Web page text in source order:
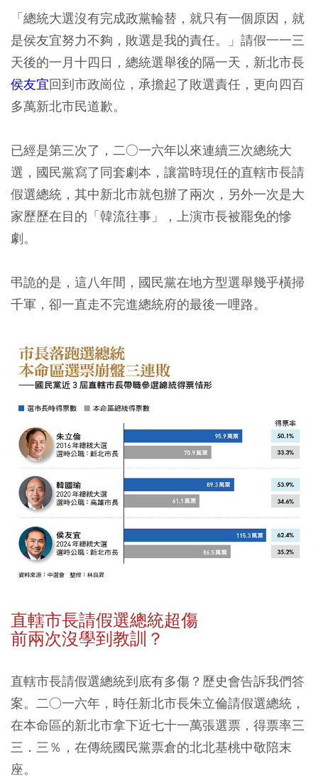
「總統大選沒有完成政黨輪替，就只有一個原因，就
是侯友宜努力不夠，敗選是我的責任。」請假一一三
天後的一月十四日，總統選舉後的隔一天，新北市長
侯友宜回到市政崗位，承擔起了敗選責任，更向四百
多萬新北市民道歉。
已經是第三次了，二○一六年以來連續三次總統大
選，國民黨寫了同套劇本，讓當時現任的直轄市長請
假選總統，其中新北市就包辦了兩次，另外一次是大
家歷歷在目的「韓流往事」，上演市長被罷免的慘
劇。
弔詭的是，這八年間，國民黨在地方型選舉幾乎橫掃
千軍，卻一直走不完進總統府的最後一哩路。
直轄市長請假選總統超傷
前兩次沒學到教訓？
直轄市長請假選總統到底有多傷？歷史會告訴我們答
案。二○一六年，時任新北市長朱立倫請假選總統，
在本命區的新北市拿下近七十一萬張選票，得票率三
三．三％，在傳統國民黨票倉的北北基桃中敬陪末
座。